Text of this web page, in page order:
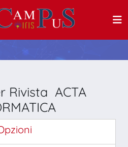
Rivista ACTA